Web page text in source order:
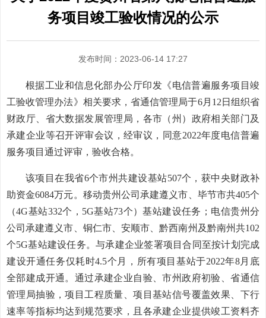
务项目竣工验收情况的公示
发布时间：2023-06-14 17:27
根据工业和信息化部办公厅印发《电信普遍服务项目竣
工验收管理办法》相关要求，省通信管理局于6月12日组织省
财政厅、省大数据发展管理局，各市（州）政府相关部门及
承建企业等召开评审会议，经审议，同意2022年度电信普遍
服务项目通过评审，验收合格。
该项目在我省6个市州共建设基站507个，获中央财政补
助资金6084万元。移动贵州公司承建遵义市、毕节市共405个
（4G基站332个，5G基站73个）基站建设任务；电信贵州分
公司承建遵义市、铜仁市、安顺市、黔西南州及黔南州共102
个5G基站建设任务。与承建企业签署项目合同至按计划完成
建设开通任务仅耗时4.5个月，所有项目基站于2022年8月底
全部建成开通。通过承建企业自验、市州政府初验、省通信
管理局抽验，项目工程质量、项目基站信号覆盖效果、下行
速率等指标均达到规范要求，且各承建企业提供竣工资料齐